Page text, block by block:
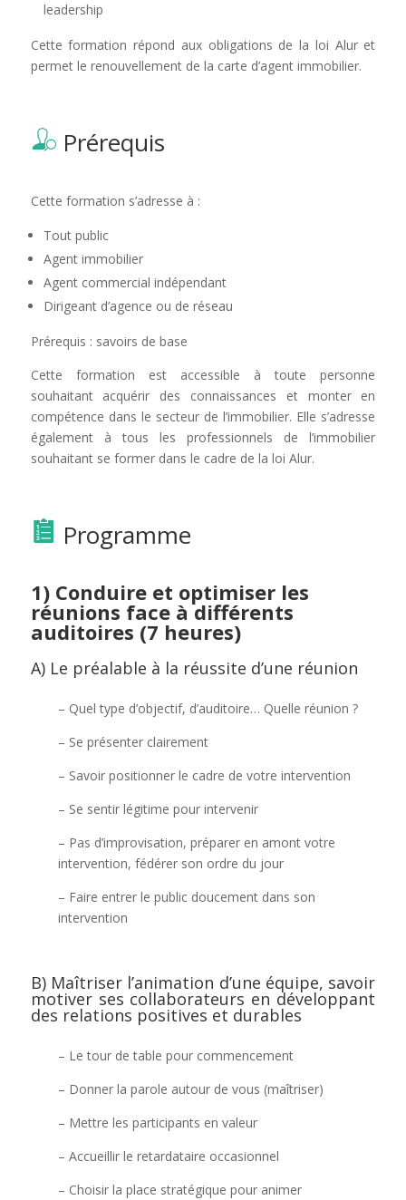
leadership
Cette formation répond aux obligations de la loi Alur et
permet le renouvellement de la carte d’agent immobilier.
Prérequis
Cette formation s’adresse à :
Tout public
Agent immobilier
Agent commercial indépendant
Dirigeant d’agence ou de réseau
Prérequis : savoirs de base
Cette formation est accessible à toute personne
souhaitant acquérir des connaissances et monter en
compétence dans le secteur de l’immobilier. Elle s’adresse
également à tous les professionnels de l’immobilier
souhaitant se former dans le cadre de la loi Alur.
Programme
1) Conduire et optimiser les
réunions face à différents
auditoires (7 heures)
A) Le préalable à la réussite d’une réunion
– Quel type d’objectif, d’auditoire… Quelle réunion ?
– Se présenter clairement
– Savoir positionner le cadre de votre intervention
– Se sentir légitime pour intervenir
– Pas d’improvisation, préparer en amont votre
intervention, fédérer son ordre du jour
– Faire entrer le public doucement dans son
intervention
B) Maîtriser l’animation d’une équipe, savoir
motiver ses collaborateurs en développant
des relations positives et durables
– Le tour de table pour commencement
– Donner la parole autour de vous (maîtriser)
– Mettre les participants en valeur
– Accueillir le retardataire occasionnel
– Choisir la place stratégique pour animer